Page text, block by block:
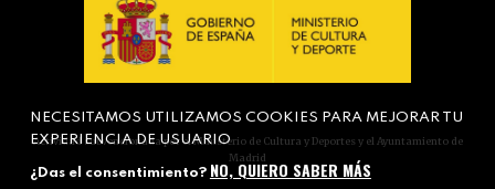
Actividad subvencionada por el Ministerio de Cultura y Deportes y el Ayuntamiento de
Madrid
NECESITAMOS UTILIZAMOS COOKIES PARA MEJORAR TU
EXPERIENCIA DE USUARIO
¿Das el consentimiento? NO, QUIERO SABER MÁS